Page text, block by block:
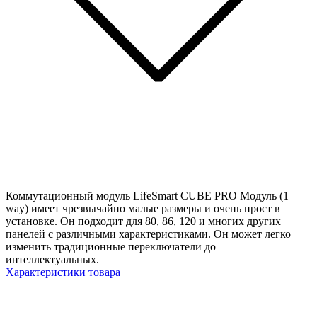
Коммутационный модуль LifeSmart CUBE PRO Модуль (1
way) имеет чрезвычайно малые размеры и очень прост в
установке. Он подходит для 80, 86, 120 и многих других
панелей с различными характеристиками. Он может легко
изменить традиционные переключатели до
интеллектуальных.
Характеристики товара